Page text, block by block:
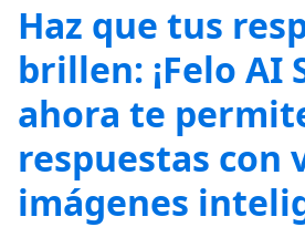
Haz que tus
brillen: ¡Felo AI
ahora te
respuestas con
imágenes